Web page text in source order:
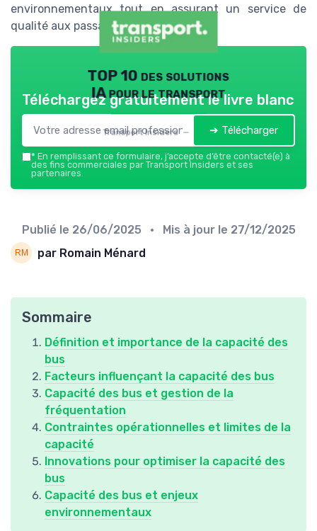
environnementaux tout en assurant un service de
qualité aux passagers.
TOP 10 des solutions
IA pour le transport
Transport Insiders — 2026
Téléchargez gratuitement le livre blanc
➔ Télécharger
* En remplissant ce formulaire, j’accepte d’être contacté(e) à
des fins commerciales par Transport Insiders et ses
partenaires.
Publié le 26/06/2025 • Mis à jour le 27/12/2025
par Romain Ménard
Sommaire
Définition et importance de la capacité des
bus
Facteurs influençant la capacité des bus
Capacité des bus et gestion de la
fréquentation
Contraintes opérationnelles et limites de la
capacité
Innovations pour optimiser la capacité des
bus
Capacité des bus et enjeux
environnementaux